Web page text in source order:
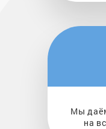
Мы
на